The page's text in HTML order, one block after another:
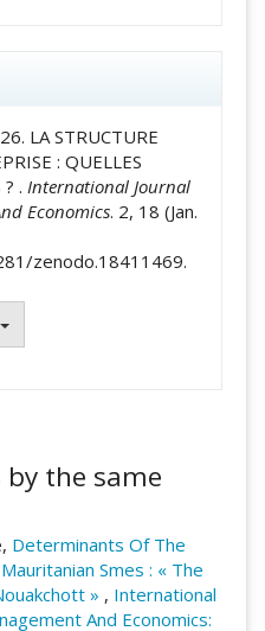
LA STRUCTURE
: QUELLES
. International Journal
Economics. 2, 18 (Jan.
zenodo.18411469.
the same
Determinants Of The
Smes : « The
» , International
And Economics: